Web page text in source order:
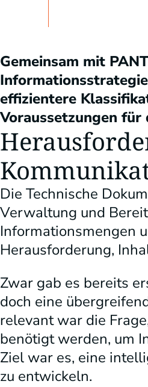
Gemeinsam mit
effizientere
Voraussetzungen
Die Technische
Verwaltung und
Informationsmengen
Herausforderung,
Zwar gab es bereits
doch eine
relevant war die
benötigt werden, um
Ziel war es, eine
zu entwickeln.